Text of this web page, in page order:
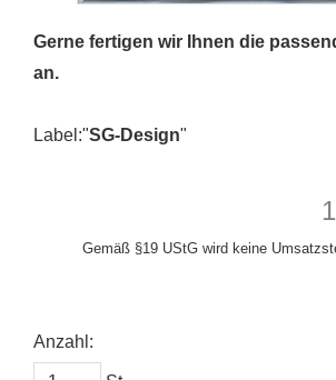
Gerne fertigen wir Ihnen die
an.
Label:"SG-Design"
Gemäß §19 UStG wird keine
Anzahl: